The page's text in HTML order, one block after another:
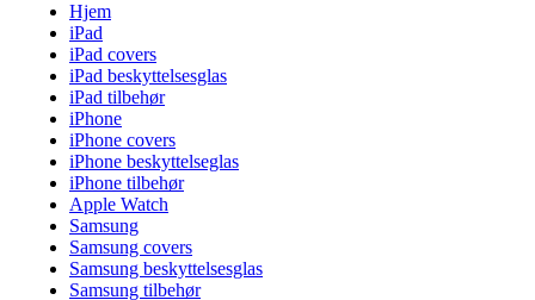
Hjem
iPad
iPad covers
iPad beskyttelsesglas
iPad tilbehør
iPhone
iPhone covers
iPhone beskyttelseglas
iPhone tilbehør
Apple Watch
Samsung
Samsung covers
Samsung beskyttelsesglas
Samsung tilbehør